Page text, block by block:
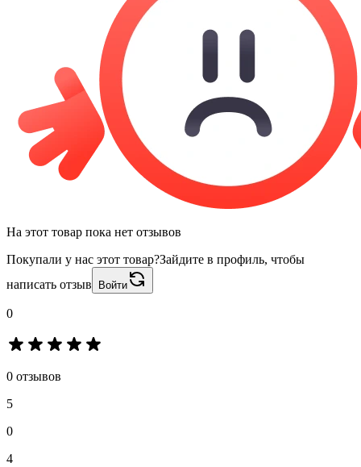
На этот товар пока нет отзывов
Покупали у нас этот товар?Зайдите в профиль, чтобы
написать отзыв
Войти
0
0 отзывов
5
0
4